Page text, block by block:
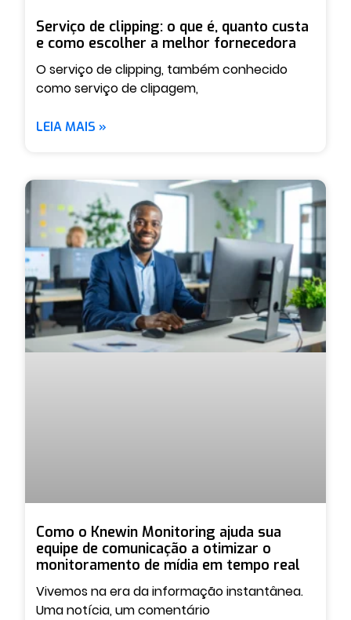
Serviço de clipping: o que é, quanto custa
e como escolher a melhor fornecedora
O serviço de clipping, também conhecido
como serviço de clipagem,
LEIA MAIS »
Como o Knewin Monitoring ajuda sua
equipe de comunicação a otimizar o
monitoramento de mídia em tempo real
Vivemos na era da informação instantânea.
Uma notícia, um comentário